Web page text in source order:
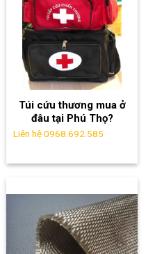
Túi cứu thương mua ở
đâu tại Phú Thọ?
Liên hệ 0968.692.585